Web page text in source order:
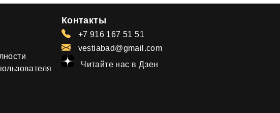
Контакты
+7 916 167 51 51
vestiabad@gmail.com
Читайте нас в Дзен